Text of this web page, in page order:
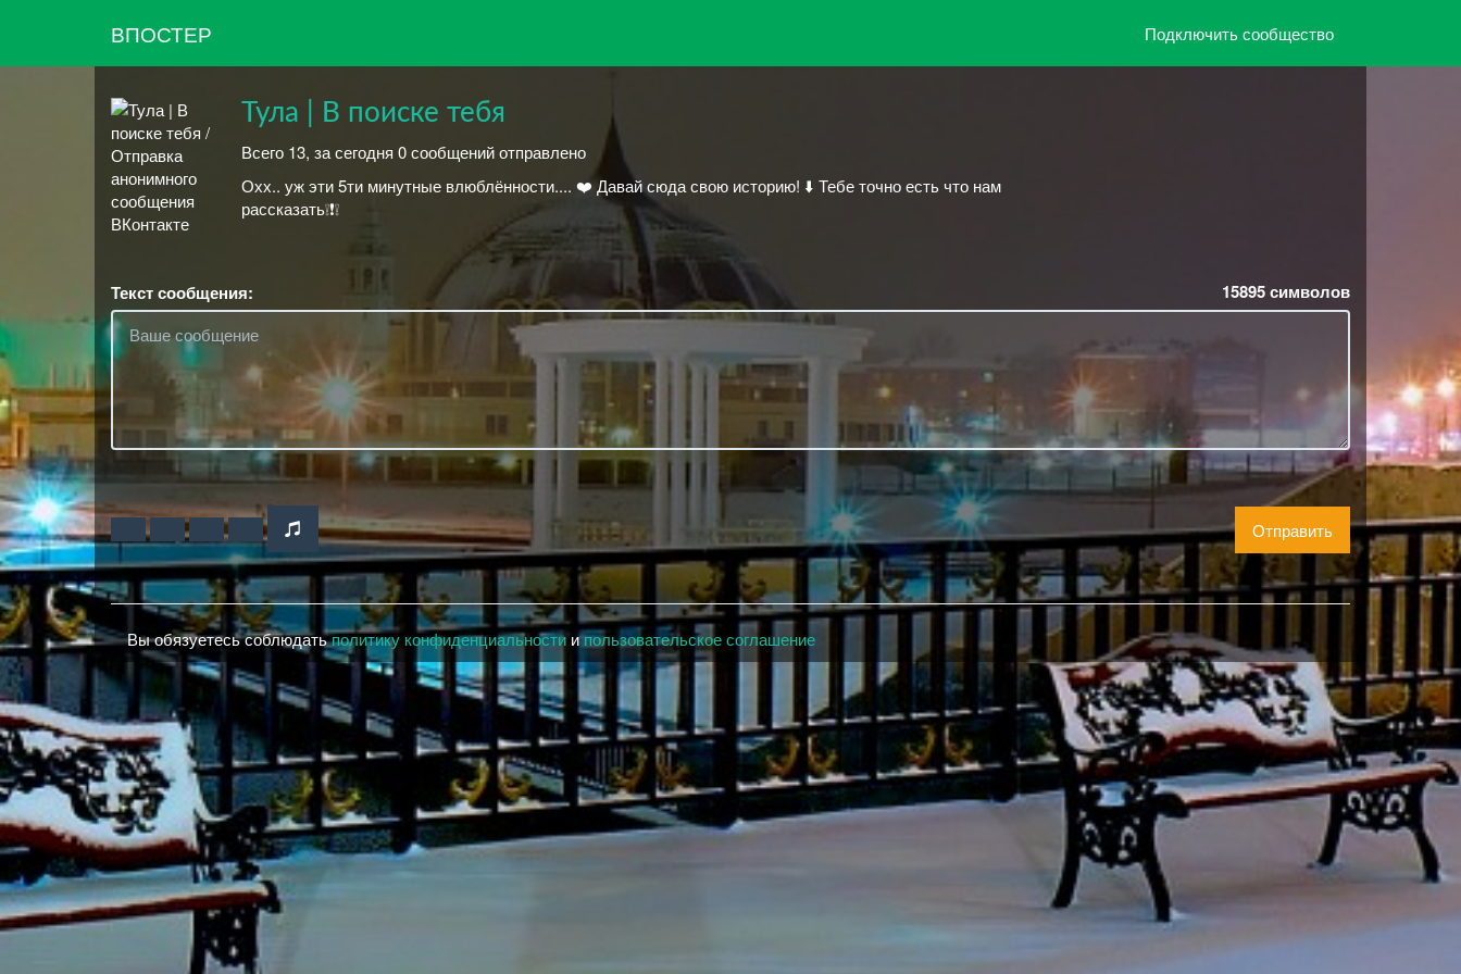
ВПОСТЕР Подключить сообщество
Тула | В поиске тебя
Всего 13, за сегодня 0 сообщений отправлено
Охх.. уж эти 5ти минутные влюблённости.... ❤️ Давай сюда свою историю! ⬇️ Тебе точно есть что нам
рассказать❕❗❕
Текст сообщения: 15895символов
Отправить
Вы обязуетесь соблюдатьполитику конфиденциальностиипользовательское соглашение